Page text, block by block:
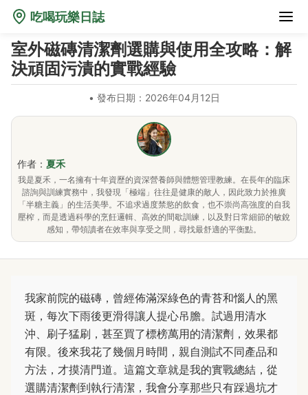
吃喝玩樂日誌
室外磁磚清潔劑選購與使用全攻略：解
決頑固污漬的實戰經驗
• 發布日期：2026年04月12日
作者： 夏禾
我是夏禾，一名擁有十年資歷的資深營養師與體態管理教練。在長年的臨床
諮詢與訓練實務中，我發現「極端」往往是健康的敵人，因此致力於推廣
「半糖主義」的生活美學。不追求過度禁慾的飲食，也不崇尚高強度的自我
壓榨，而是透過科學的烹飪邏輯、高效的間歇訓練，以及對日常細節的敏銳
感知，帶領讀者在效率與享受之間，尋找最舒適的平衡點。
我家前院的磁磚，曾經佈滿深綠色的青苔和惱人的黑
斑，每次下雨後更滑得讓人提心吊膽。試過用清水
沖、刷子猛刷，甚至買了標榜萬用的清潔劑，效果都
有限。後來我花了幾個月時間，親自測試不同產品和
方法，才摸清門道。這篇文章就是我的實戰總結，從
選購清潔劑到執行清潔，我會分享那些只有踩過坑才